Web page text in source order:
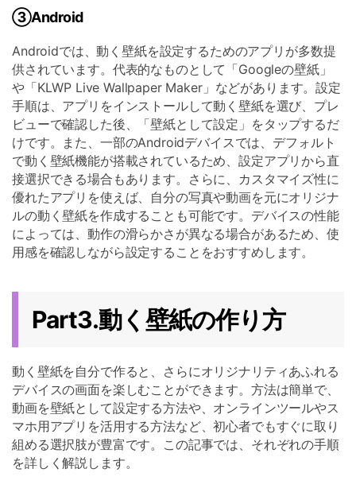
③Android
Androidでは、動く壁紙を設定するためのアプリが多数提
供されています。代表的なものとして「Googleの壁紙」
や「KLWP Live Wallpaper Maker」などがあります。設定
手順は、アプリをインストールして動く壁紙を選び、プレ
ビューで確認した後、「壁紙として設定」をタップするだ
けです。また、一部のAndroidデバイスでは、デフォルト
で動く壁紙機能が搭載されているため、設定アプリから直
接選択できる場合もあります。さらに、カスタマイズ性に
優れたアプリを使えば、自分の写真や動画を元にオリジナ
ルの動く壁紙を作成することも可能です。デバイスの性能
によっては、動作の滑らかさが異なる場合があるため、使
用感を確認しながら設定することをおすすめします。
Part3.動く壁紙の作り方
動く壁紙を自分で作ると、さらにオリジナリティあふれる
デバイスの画面を楽しむことができます。方法は簡単で、
動画を壁紙として設定する方法や、オンラインツールやス
マホ用アプリを活用する方法など、初心者でもすぐに取り
組める選択肢が豊富です。この記事では、それぞれの手順
を詳しく解説します。